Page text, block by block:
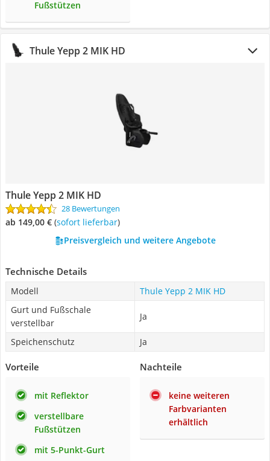
Fußstützen
Thule Yepp 2 MIK HD
Thule Yepp 2 MIK HD
28 Bewertungen
ab 149,00 € ( Sofort lieferbar)
Preisvergleich und weitere Angebote
Technische Details
Modell
Thule Yepp 2 MIK HD
Gurt und Fußschale
verstellbar
Ja
Speichenschutz Ja
Vorteile
mit Reflektor
verstellbare
Fußstützen
mit 5-Punkt-Gurt
Nachteile
keine weiteren
Farbvarianten
erhältlich